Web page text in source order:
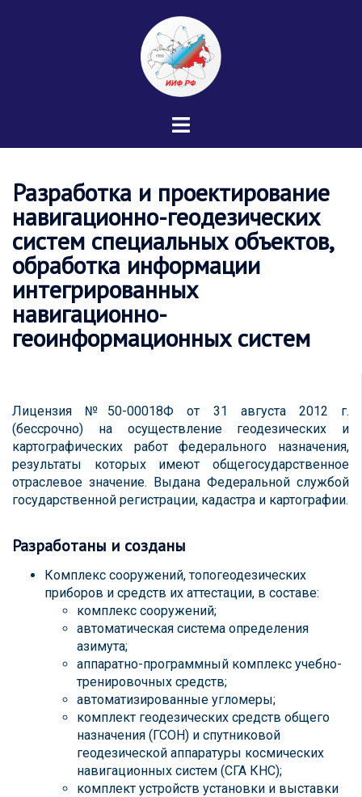
Переключатель
Разработка и проектирование
навигационно-геодезических
систем специальных объектов,
обработка информации
интегрированных
навигационно-
геоинформационных систем
Лицензия №50-00018Ф от 31 августа 2012 г.
(бессрочно) на осуществление геодезических и
картографических работ федерального назначения,
результаты которых имеют общегосударственное
отраслевое значение. Выдана Федеральной службой
государственной регистрации, кадастра и картографии.
Разработаны и созданы
Комплекс сооружений, топогеодезических
приборов и средств их аттестации, в составе:
комплекс сооружений;
автоматическая система определения
азимута;
аппаратно-программный комплекс учебно-
тренировочных средств;
автоматизированные угломеры;
комплект геодезических средств общего
назначения (ГСОН) и спутниковой
геодезической аппаратуры космических
навигационных систем (СГА КНС);
комплект устройств установки и выставки